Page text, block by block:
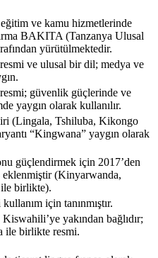
ve kamu hizmetlerinde
BAKITA (Tanzanya Ulusal
yürütülmektedir.
ve ulusal bir dil; medya ve
güvenlik güçlerinde ve
yaygın olarak kullanılır.
(Lingala, Tshiluba, Kikongo
“Kingwana” yaygın olarak
güçlendirmek için 2017’den
(Kinyarwanda,
ile birlikte).
için tanınmıştır.
yakından bağlıdır;
ile birlikte resmi.